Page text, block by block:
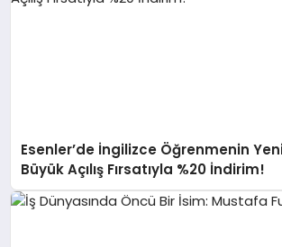
Esenler’de İngilizce Öğrenmenin
Büyük Açılış Fırsatıyla %20 İndirim!